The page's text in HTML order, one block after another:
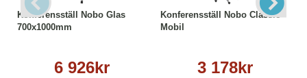
Konferensställ Nobo Glas
700x1000mm
6 926kr
Konferensställ Nobo Classic
Mobil
3 178kr